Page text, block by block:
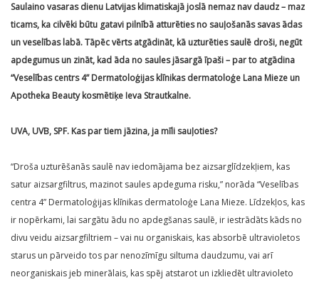
Saulaino vasaras dienu Latvijas klimatiskajā joslā nemaz nav daudz – maz
ticams, ka cilvēki būtu gatavi pilnībā atturēties no sauļošanās savas ādas
un veselības labā. Tāpēc vērts atgādināt, kā uzturēties saulē droši, negūt
apdegumus un zināt, kad āda no saules jāsargā īpaši – par to atgādina
“Veselības centrs 4” Dermatoloģijas klīnikas dermatoloģe Lana Mieze un
Apotheka Beauty kosmētiķe Ieva Strautkalne.
UVA, UVB, SPF. Kas par tiem jāzina, ja mīli sauļoties?
“Droša uzturēšanās saulē nav iedomājama bez aizsarglīdzekļiem, kas
satur aizsargfiltrus, mazinot sau­les apdeguma risku,” norāda “Veselības
centra 4” Dermatoloģijas klīnikas dermatoloģe Lana Mieze. Līdzekļos, kas
ir nopērkami, lai sargātu ādu no apdegšanas saulē, ir iestrādāts kāds no
divu veidu aizsarg­filtriem – vai nu organiskais, kas absorbē ultravioletos
starus un pārveido tos par nenozīmīgu siltuma daudzumu, vai arī
neorganis­kais jeb minerālais, kas spēj atstarot un izkliedēt ultravioleto